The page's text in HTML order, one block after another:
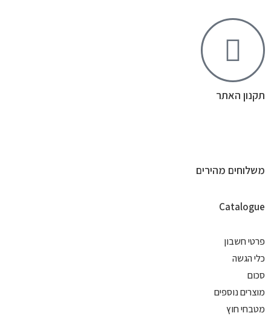
תקנון האתר
משלוחים מהירים
Catalogue
פרטי חשבון
כלי הגשה
סכום
מוצרים נוספים
מטבחי חוץ